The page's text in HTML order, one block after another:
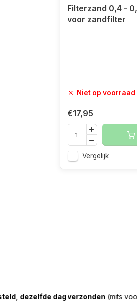
Filterzand 0,4 -
voor zandfilter
Niet op voorraad
€17,95
Vergelijk
dag verzonden(mits voorradig)